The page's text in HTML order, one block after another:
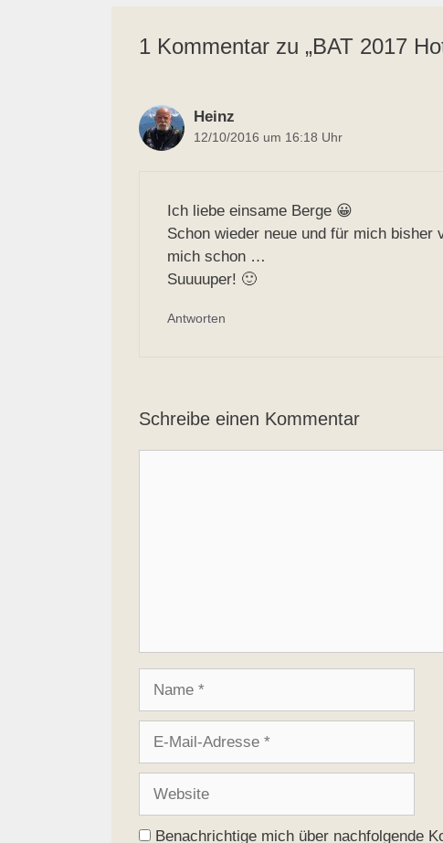
1 Kommentar zu „BAT 2017
Heinz
12/10/2016 um 16:18 Uhr
Ich liebe einsame Berge 😀
Schon wieder neue und für mich bisher
mich schon …
Suuuuper! 🙂
Antworten
Schreibe einen Kommentar
Adresse
Benachrichtige mich über nachfolgende